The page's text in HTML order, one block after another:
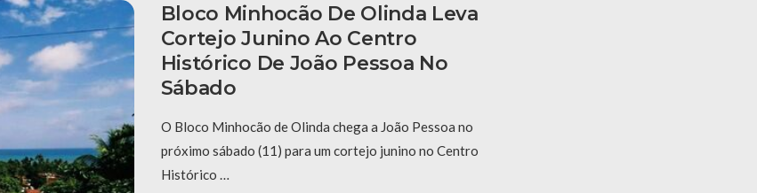
Bloco Minhocão De Olinda Leva
Cortejo Junino Ao Centro
Histórico De João Pessoa No
Sábado
O Bloco Minhocão de Olinda chega a João Pessoa no
próximo sábado (11) para um cortejo junino no Centro
Histórico …